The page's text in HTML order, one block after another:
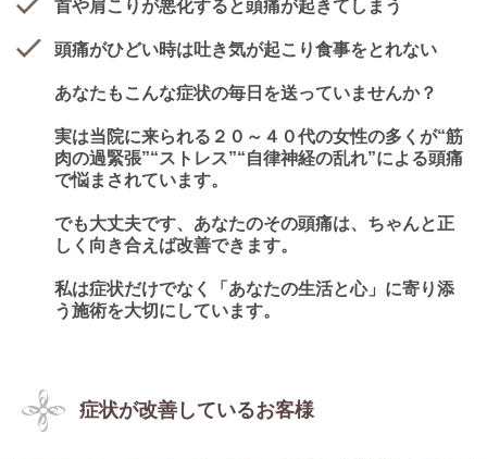
首や肩こりが悪化すると頭痛が起きてしまう
頭痛がひどい時は吐き気が起こり食事をとれない
あなたもこんな症状の毎日を送っていませんか？
実は当院に来られる２０～４０代の女性の多くが“筋
肉の過緊張”“ストレス”“自律神経の乱れ”による頭痛
で悩まされています。
でも大丈夫です、あなたのその頭痛は、ちゃんと正
しく向き合えば改善できます。
私は症状だけでなく「あなたの生活と心」に寄り添
う施術を大切にしています。
症状が改善しているお客様